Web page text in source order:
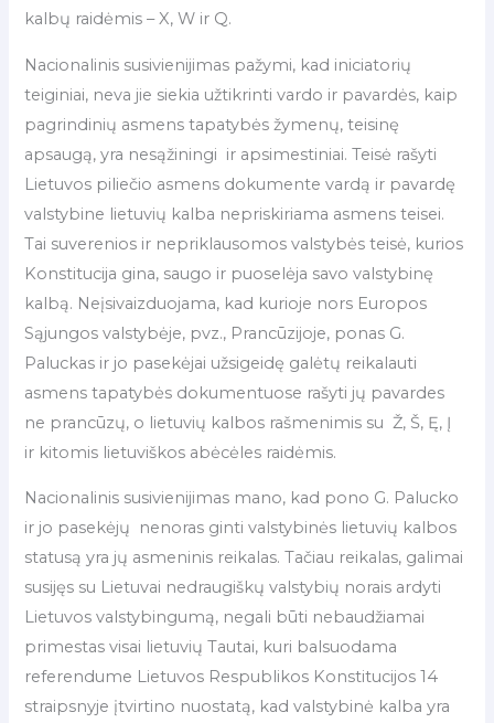
kalbų raidėmis – X, W ir Q.
Nacionalinis susivienijimas pažymi, kad iniciatorių
teiginiai, neva jie siekia užtikrinti vardo ir pavardės, kaip
pagrindinių asmens tapatybės žymenų, teisinę
apsaugą, yra nesąžiningi ir apsimestiniai. Teisė rašyti
Lietuvos piliečio asmens dokumente vardą ir pavardę
valstybine lietuvių kalba nepriskiriama asmens teisei.
Tai suverenios ir nepriklausomos valstybės teisė, kurios
Konstitucija gina, saugo ir puoselėja savo valstybinę
kalbą. Neįsivaizduojama, kad kurioje nors Europos
Sąjungos valstybėje, pvz., Prancūzijoje, ponas G.
Paluckas ir jo pasekėjai užsigeidę galėtų reikalauti
asmens tapatybės dokumentuose rašyti jų pavardes
ne prancūzų, o lietuvių kalbos rašmenimis su Ž, Š, Ę, Į
ir kitomis lietuviškos abėcėles raidėmis.
Nacionalinis susivienijimas mano, kad pono G. Palucko
ir jo pasekėjų nenoras ginti valstybinės lietuvių kalbos
statusą yra jų asmeninis reikalas. Tačiau reikalas, galimai
susijęs su Lietuvai nedraugiškų valstybių norais ardyti
Lietuvos valstybingumą, negali būti nebaudžiamai
primestas visai lietuvių Tautai, kuri balsuodama
referendume Lietuvos Respublikos Konstitucijos 14
straipsnyje įtvirtino nuostatą, kad valstybinė kalba yra